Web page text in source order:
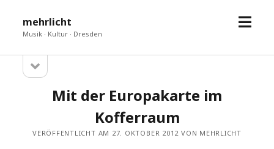
mehrlicht
Musik · Kultur · Dresden
Menü
Sidebar
öffnen
Mit der Europakarte im
Kofferraum
VERÖFFENTLICHT AM 27. OKTOBER 2012 VON MEHRLICHT